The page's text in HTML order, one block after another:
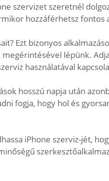
szervizet szeretnél
hozzáférhetsz fontos
Ezt bizonyos
lépünk.
használatával
hosszú napja után
fogja, hogy hol és
iPhone szerviz-jét,